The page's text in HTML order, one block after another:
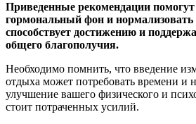
Приведенные рекомендации помогут
гормональный фон и нормализовать
способствует достижению и
общего благополучия.
Необходимо помнить, что введение
отдыха может потребовать времени и
улучшение вашего физического и
стоит потраченных усилий.